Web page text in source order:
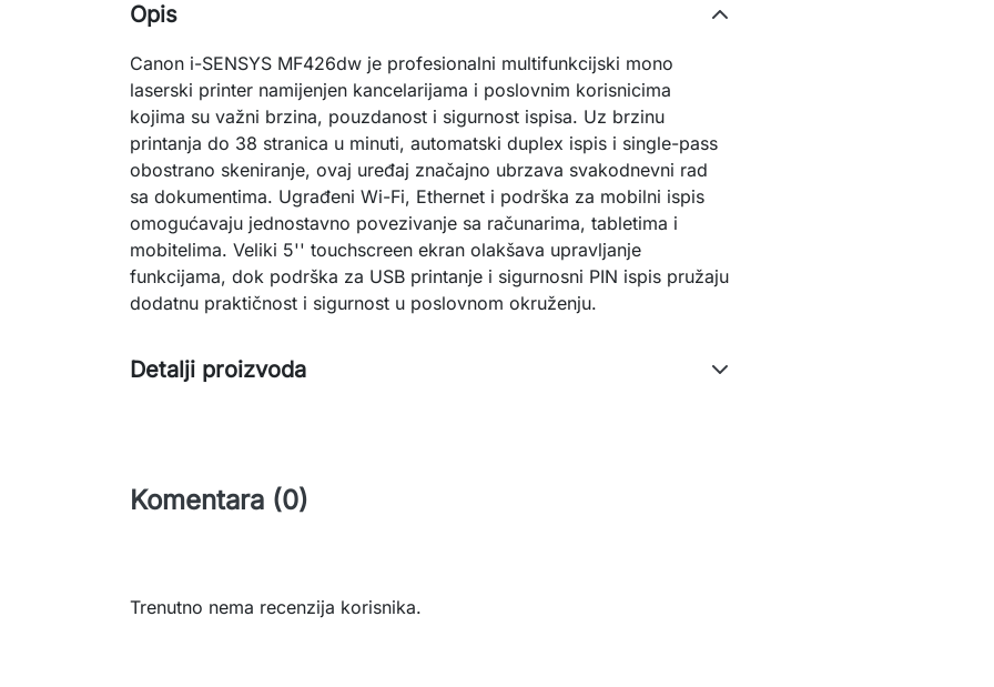
Opis
Canon i-SENSYS MF426dw je profesionalni multifunkcijski mono
laserski printer namijenjen kancelarijama i poslovnim korisnicima
kojima su važni brzina, pouzdanost i sigurnost ispisa. Uz brzinu
printanja do 38 stranica u minuti, automatski duplex ispis i single-pass
obostrano skeniranje, ovaj uređaj značajno ubrzava svakodnevni rad
sa dokumentima. Ugrađeni Wi-Fi, Ethernet i podrška za mobilni ispis
omogućavaju jednostavno povezivanje sa računarima, tabletima i
mobitelima. Veliki 5'' touchscreen ekran olakšava upravljanje
funkcijama, dok podrška za USB printanje i sigurnosni PIN ispis pružaju
dodatnu praktičnost i sigurnost u poslovnom okruženju.
Detalji proizvoda
Komentara (0)
Trenutno nema recenzija korisnika.